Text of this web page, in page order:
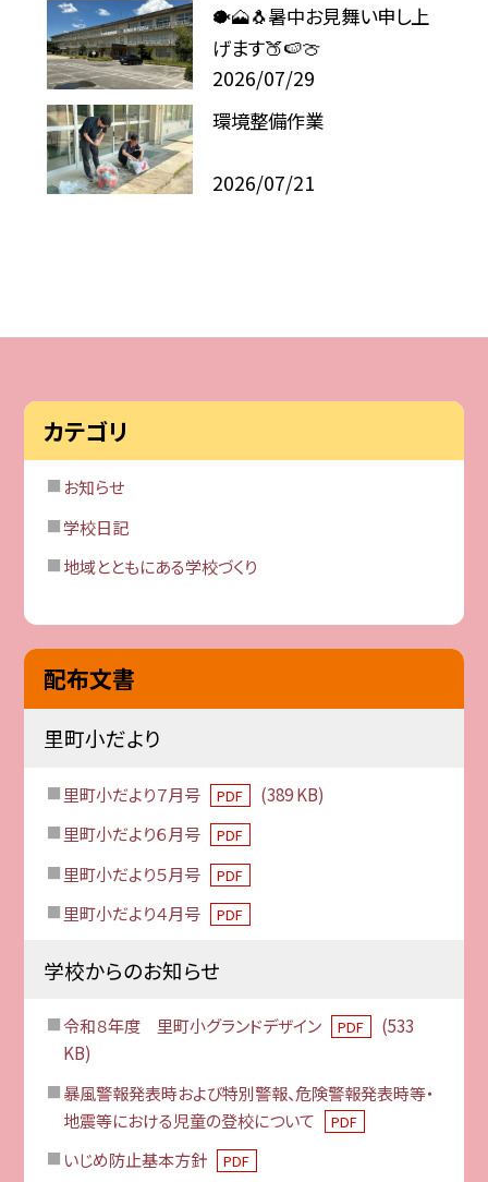
🐡🗻🐧暑中お見舞い申し上
げます🍑🍉🍈
2026/07/29
環境整備作業
2026/07/21
カテゴリ
お知らせ
学校日記
地域とともにある学校づくり
配布文書
里町小だより
里町小だより７月号 PDF
(389 KB)
里町小だより６月号
PDF
里町小だより５月号 PDF
里町小だより４月号 PDF
学校からのお知らせ
令和８年度 里町小グランドデザイン PDF
(533
KB)
暴風警報発表時および特別警報、危険警報発表時等・
地震等における児童の登校について
PDF
いじめ防止基本方針 PDF